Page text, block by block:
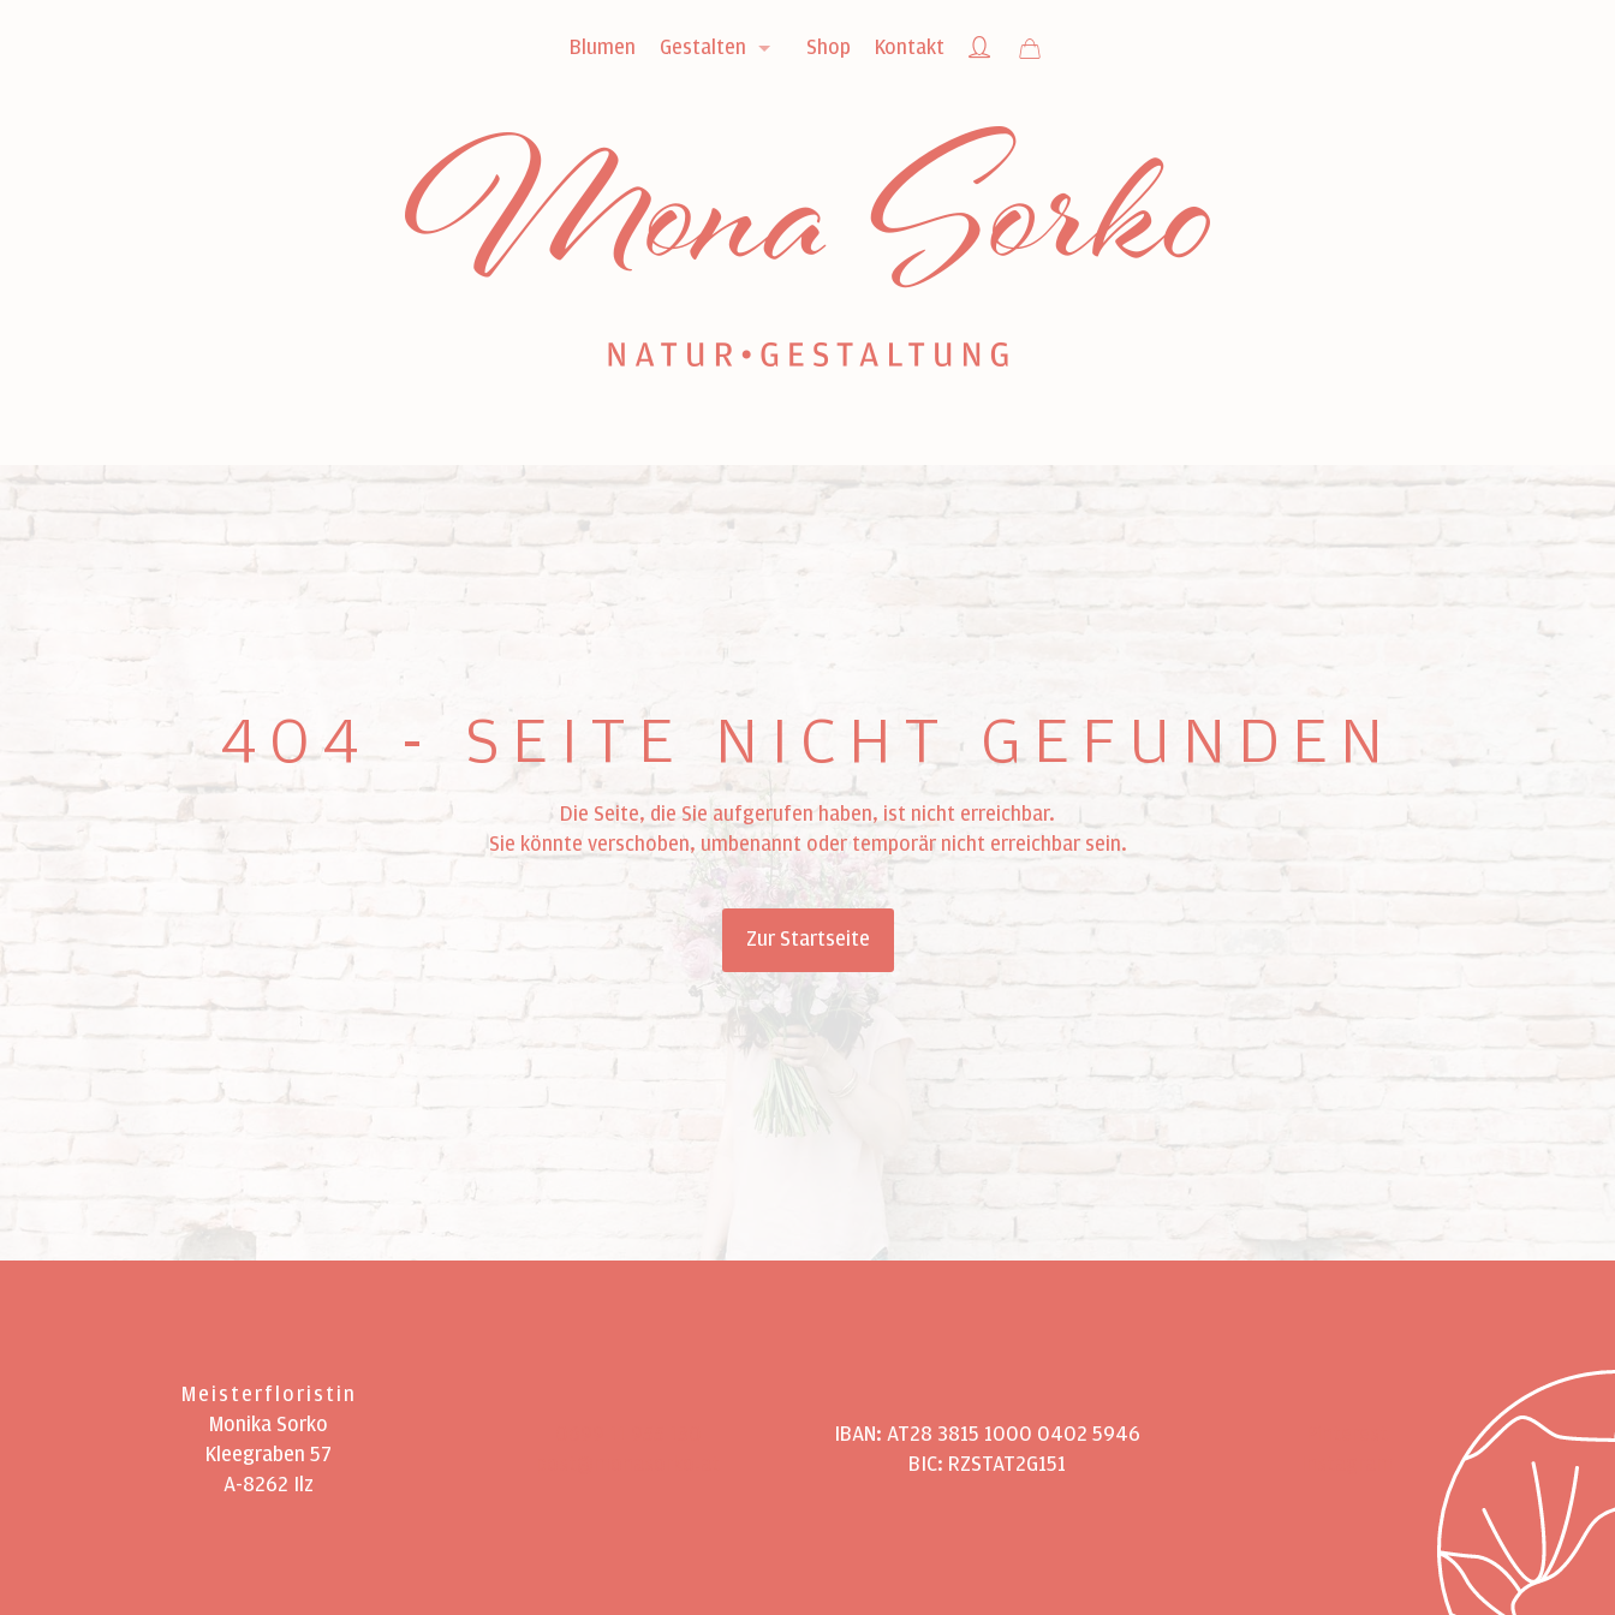
Blumen Gestalten Shop Kontakt
404 - SEITE NICHT GEFUNDEN
Die Seite, die Sie aufgerufen haben, ist nicht erreichbar.
Sie könnte verschoben, umbenannt oder temporär nicht erreichbar sein.
Zur Startseite
Meisterfloristin
Monika Sorko
Kleegraben 57
A-8262 Ilz
IBAN: AT28 3815 1000 0402 5946
BIC: RZSTAT2G151